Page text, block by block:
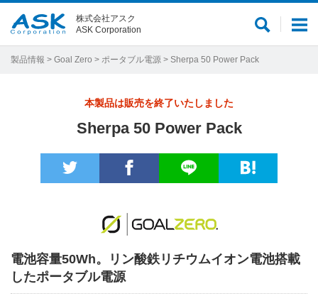
メ
サ
ト
株式会社アスク
ASK Corporation
製品情報 > Goal Zero > ポータブル電源 > Sherpa 50 Power Pack
本製品は販売を終了いたしました
Sherpa 50 Power Pack
電池容量50Wh。リン酸鉄リチウムイオン電池搭載
したポータブル電源